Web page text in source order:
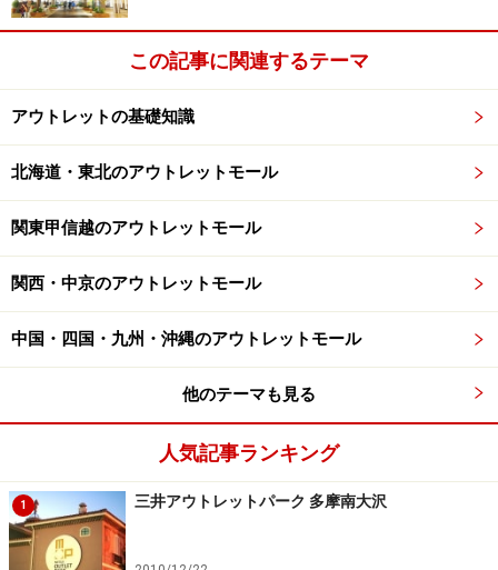
この記事に関連するテーマ
アウトレットの基礎知識
北海道・東北のアウトレットモール
関東甲信越のアウトレットモール
関西・中京のアウトレットモール
中国・四国・九州・沖縄のアウトレットモール
他のテーマも見る
人気記事ランキング
1 三井アウトレットパーク 多摩南大沢